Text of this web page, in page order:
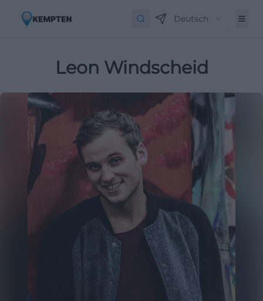
Deutsch
Leon Windscheid